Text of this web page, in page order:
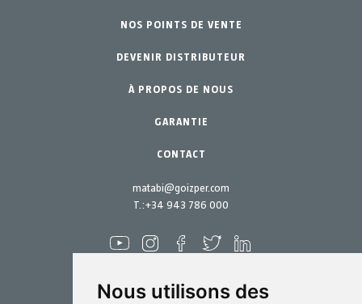
Nous utilisons des
matabi@goizper.com
T.:+34 943 786 000
Potager Urbain-GreenCity
Jardinage Professionnel
Jardin Particulier
Équipements
Accessoires
Pièces de rechange
Kits d´entretien
NOS POINTS DE VENTE
DEVENIR DISTRIBUTEUR
À PROPOS DE NOUS
GARANTIE
CONTACT